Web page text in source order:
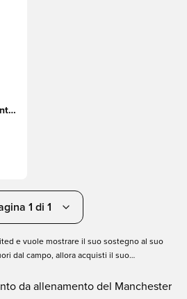
1 di 1
e vuole mostrare il suo sostegno al suo
dal campo, allora acquisti il suo
il Manchester United all'Unisport oggi.
del Manchester United è una
da allenamento del Manchester